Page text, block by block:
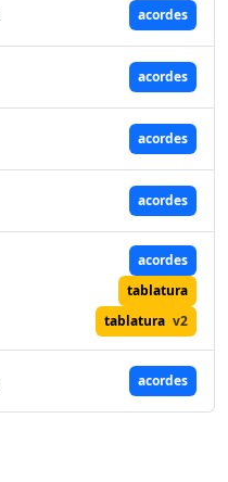
acordes
acordes
acordes
acordes
acordes
tablatura
tablatura v2
acordes